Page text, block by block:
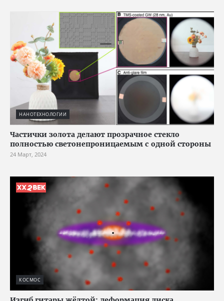
НАНОТЕХНОЛОГИИ
Частички золота делают прозрачное стекло
полностью светонепроницаемым с одной стороны
24 Март, 2024
КОСМОС